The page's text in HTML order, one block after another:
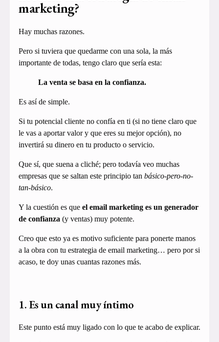
marketing?
Hay muchas razones.
Pero si tuviera que quedarme con una sola, la más
importante de todas, tengo claro que sería esta:
La venta se basa en la confianza.
Es así de simple.
Si tu potencial cliente no confía en ti (si no tiene claro que
le vas a aportar valor y que eres su mejor opción), no
invertirá su dinero en tu producto o servicio.
Que sí, que suena a cliché; pero todavía veo muchas
empresas que se saltan este principio tan básico-pero-no-
tan-básico.
Y la cuestión es que el email marketing es un generador
de confianza (y ventas) muy potente.
Creo que esto ya es motivo suficiente para ponerte manos
a la obra con tu estrategia de email marketing… pero por si
acaso, te doy unas cuantas razones más.
1. Es un canal muy íntimo
Este punto está muy ligado con lo que te acabo de explicar.